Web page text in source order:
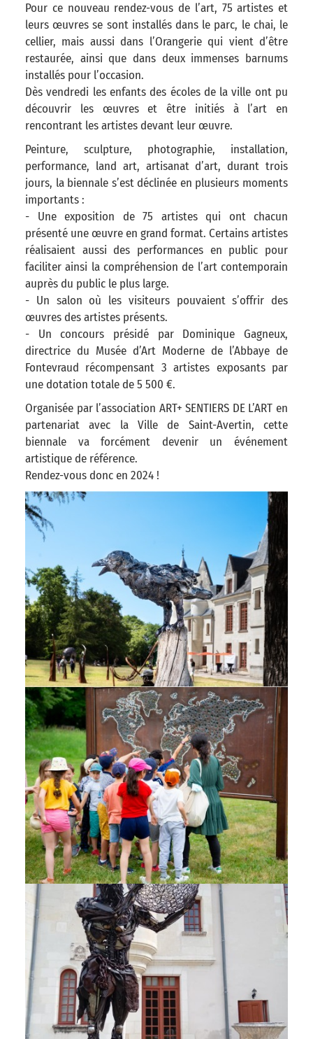
Pour ce nouveau rendez-vous de l’art, 75 artistes et
leurs œuvres se sont installés dans le parc, le chai, le
cellier, mais aussi dans l’Orangerie qui vient d’être
restaurée, ainsi que dans deux immenses barnums
installés pour l’occasion.
Dès vendredi les enfants des écoles de la ville ont pu
découvrir les œuvres et être initiés à l’art en
rencontrant les artistes devant leur œuvre.
Peinture, sculpture, photographie, installation,
performance, land art, artisanat d’art, durant trois
jours, la biennale s’est déclinée en plusieurs moments
importants :
- Une exposition de 75 artistes qui ont chacun
présenté une œuvre en grand format. Certains artistes
réalisaient aussi des performances en public pour
faciliter ainsi la compréhension de l’art contemporain
auprès du public le plus large.
- Un salon où les visiteurs pouvaient s’offrir des
œuvres des artistes présents.
- Un concours présidé par Dominique Gagneux,
directrice du Musée d’Art Moderne de l’Abbaye de
Fontevraud récompensant 3 artistes exposants par
une dotation totale de 5 500 €.
Organisée par l’association ART+ SENTIERS DE L’ART en
partenariat avec la Ville de Saint-Avertin, cette
biennale va forcément devenir un événement
artistique de référence.
Rendez-vous donc en 2024 !